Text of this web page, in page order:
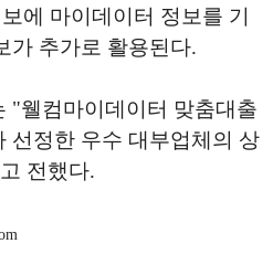
에 마이데이터 정보를 기
가 추가로 활용된다.
"웰컴마이데이터 맞춤대출
선정한 우수 대부업체의 상
전했다.